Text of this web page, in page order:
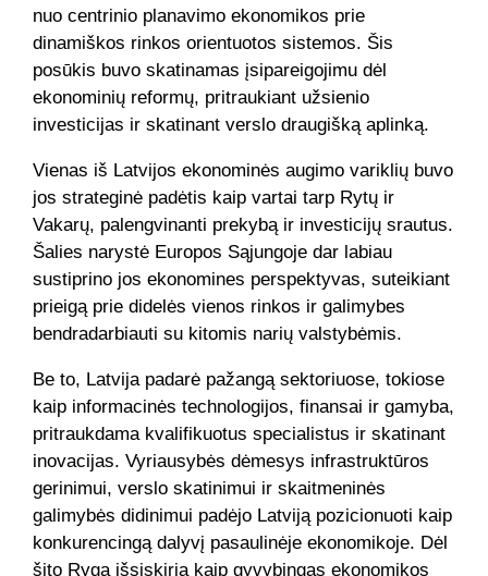
nuo centrinio planavimo ekonomikos prie
dinamiškos rinkos orientuotos sistemos. Šis
posūkis buvo skatinamas įsipareigojimu dėl
ekonominių reformų, pritraukiant užsienio
investicijas ir skatinant verslo draugišką aplinką.
Vienas iš Latvijos ekonominės augimo variklių buvo
jos strateginė padėtis kaip vartai tarp Rytų ir
Vakarų, palengvinanti prekybą ir investicijų srautus.
Šalies narystė Europos Sąjungoje dar labiau
sustiprino jos ekonomines perspektyvas, suteikiant
prieigą prie didelės vienos rinkos ir galimybes
bendradarbiauti su kitomis narių valstybėmis.
Be to, Latvija padarė pažangą sektoriuose, tokiose
kaip informacinės technologijos, finansai ir gamyba,
pritraukdama kvalifikuotus specialistus ir skatinant
inovacijas. Vyriausybės dėmesys infrastruktūros
gerinimui, verslo skatinimui ir skaitmeninės
galimybės didinimui padėjo Latviją pozicionuoti kaip
konkurencingą dalyvį pasaulinėje ekonomikoje. Dėl
šito Ryga išsiskiria kaip gyvybingas ekonomikos